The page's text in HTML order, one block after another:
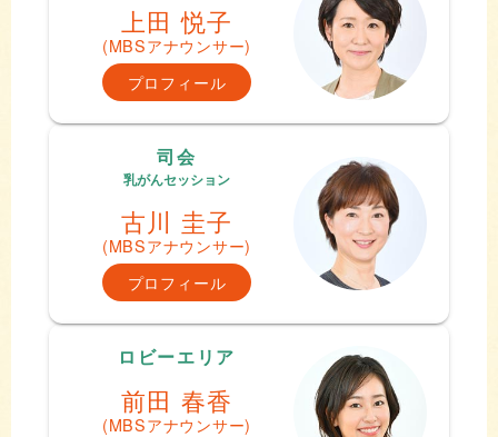
上田 悦子
(MBSアナウンサー)
プロフィール
司会
乳がんセッション
古川 圭子
(MBSアナウンサー)
プロフィール
ロビーエリア
前田 春香
(MBSアナウンサー)